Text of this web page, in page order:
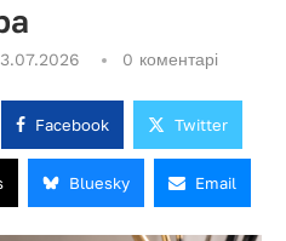
0 коментарі
Facebook Twitter
Bluesky Email